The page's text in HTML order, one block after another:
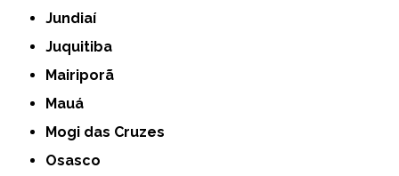
Jundiaí
Juquitiba
Mairiporã
Mauá
Mogi das Cruzes
Osasco